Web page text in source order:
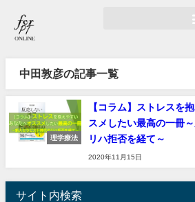
中田敦彦の記事一覧
理学療法
【コラム】ストレスを
スメしたい最高の一冊
リハ拒否を経て～
2020年11月15日
サイト内検索